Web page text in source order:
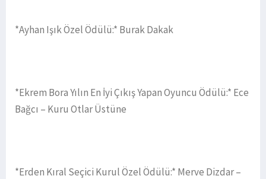
*Ayhan Işık Özel Ödülü:* Burak Dakak
*Ekrem Bora Yılın En İyi Çıkış Yapan Oyuncu Ödülü:* Ece
Bağcı – Kuru Otlar Üstüne
*Erden Kıral Seçici Kurul Özel Ödülü:* Merve Dizdar –